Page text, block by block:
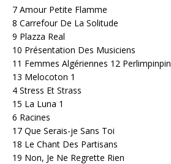
7 Amour Petite Flamme
8 Carrefour De La Solitude
9 Plazza Real
10 Présentation Des Musiciens
11 Femmes Algériennes 12 Perlimpinpin
13 Melocoton 1
4 Stress Et Strass
15 La Luna 1
6 Racines
17 Que Serais-je Sans Toi
18 Le Chant Des Partisans
19 Non, Je Ne Regrette Rien